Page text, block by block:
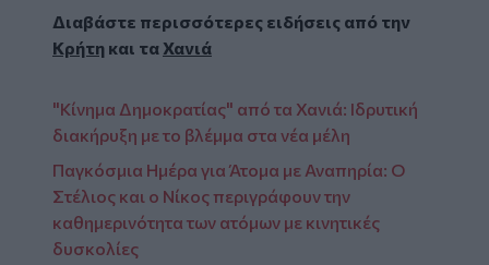
Διαβάστε περισσότερες ειδήσεις από την
Κρήτη και τα Χανιά
"Κίνημα Δημοκρατίας" από τα Χανιά: Ιδρυτική
διακήρυξη με το βλέμμα στα νέα μέλη
Παγκόσμια Ημέρα για Άτομα με Αναπηρία: Ο
Στέλιος και ο Νίκος περιγράφουν την
καθημερινότητα των ατόμων με κινητικές
δυσκολίες